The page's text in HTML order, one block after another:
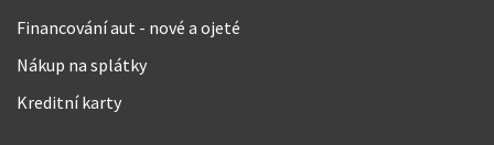
Financování aut - nové a ojeté
Nákup na splátky
Kreditní karty